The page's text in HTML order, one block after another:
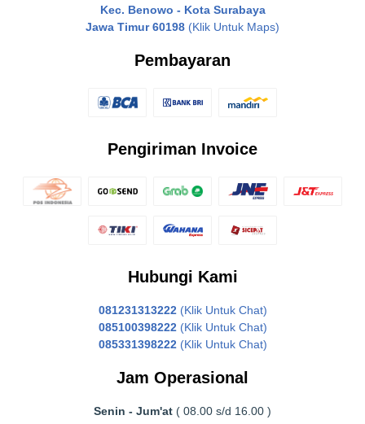
Kec. Benowo - Kota Surabaya
Jawa Timur 60198 (Klik Untuk Maps)
Pembayaran
Pengiriman Invoice
Hubungi Kami
081231313222 (Klik Untuk Chat)
085100398222 (Klik Untuk Chat)
085331398222 (Klik Untuk Chat)
Jam Operasional
Senin - Jum'at ( 08.00 s/d 16.00 )